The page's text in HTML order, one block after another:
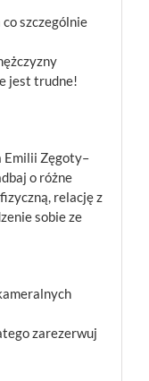
co szczególnie
jest trudne!
Emilii Zęgoty–
o różne
relację z
sobie ze
zarezerwuj